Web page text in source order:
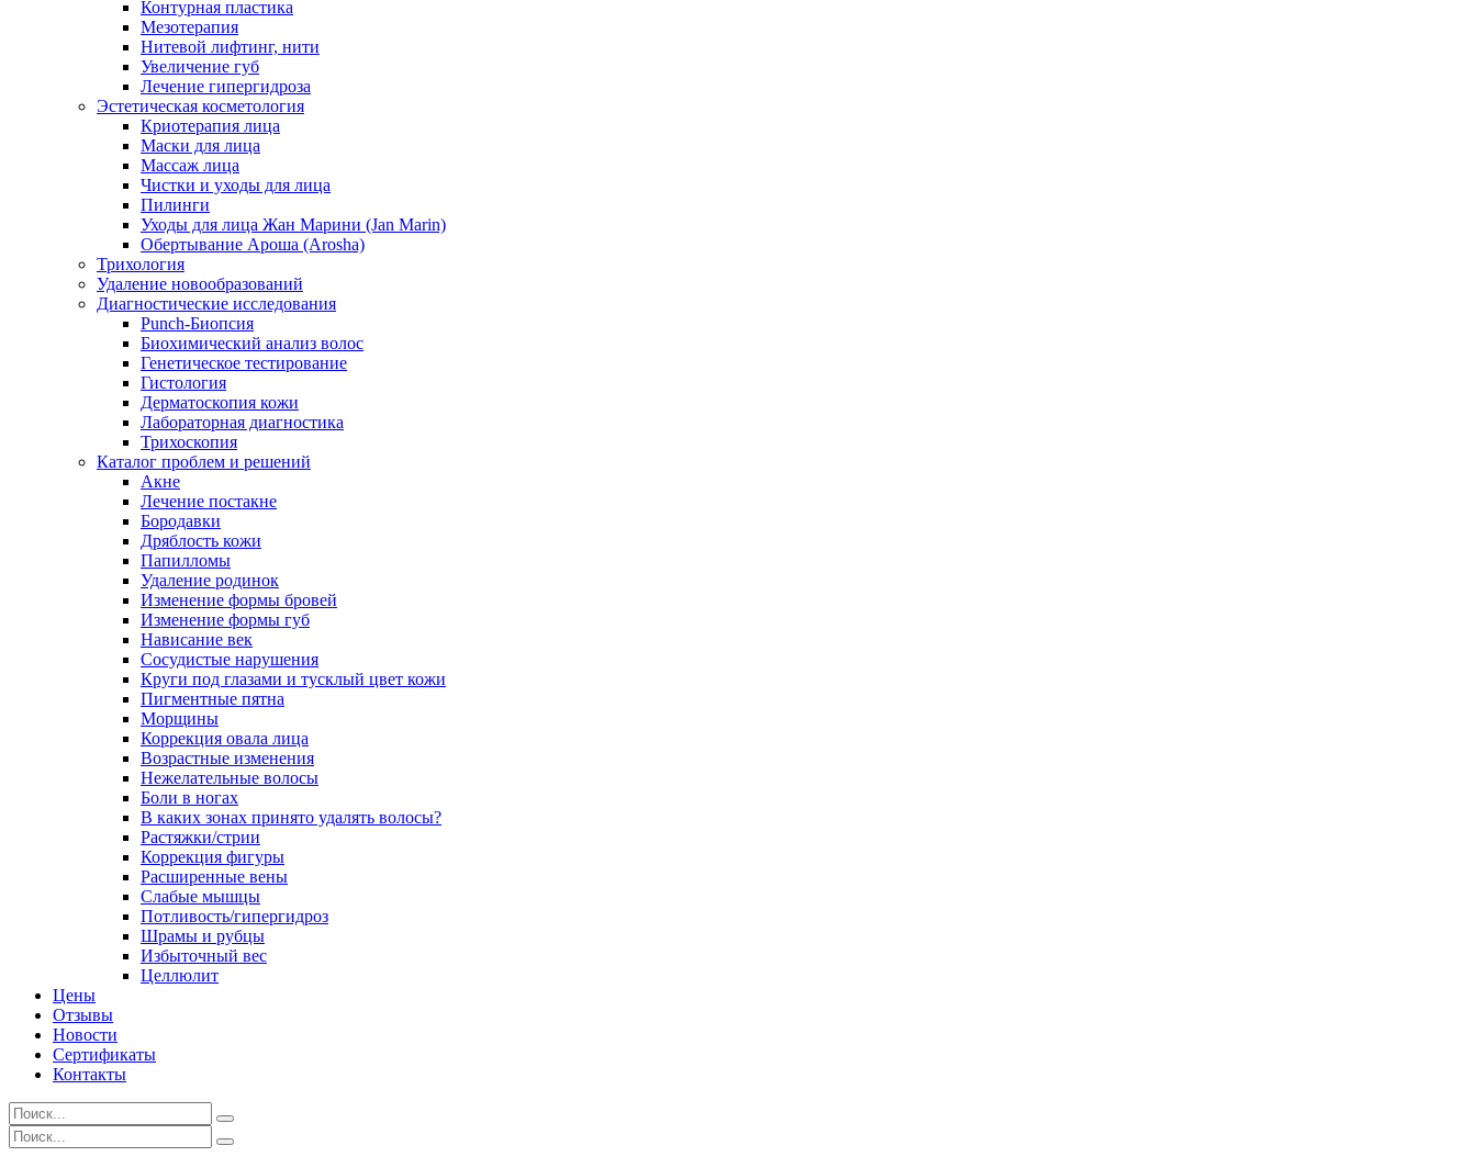
Контурная пластика
Мезотерапия
Нитевой лифтинг, нити
Увеличение губ
Лечение гипергидроза
Эстетическая косметология
Криотерапия лица
Маски для лица
Массаж лица
Чистки и уходы для лица
Пилинги
Уходы для лица Жан Марини (Jan Marin)
Обертывание Ароша (Arosha)
Трихология
Удаление новообразований
Диагностические исследования
Punch-Биопсия
Биохимический анализ волос
Генетическое тестирование
Гистология
Дерматоскопия кожи
Лабораторная диагностика
Трихоскопия
Каталог проблем и решений
Акне
Лечение постакне
Бородавки
Дряблость кожи
Папилломы
Удаление родинок
Изменение формы бровей
Изменение формы губ
Нависание век
Сосудистые нарушения
Круги под глазами и тусклый цвет кожи
Пигментные пятна
Морщины
Коррекция овала лица
Возрастные изменения
Нежелательные волосы
Боли в ногах
В каких зонах принято удалять волосы?
Растяжки/стрии
Коррекция фигуры
Расширенные вены
Слабые мышцы
Потливость/гипергидроз
Шрамы и рубцы
Избыточный вес
Целлюлит
Цены
Отзывы
Новости
Сертификаты
Контакты